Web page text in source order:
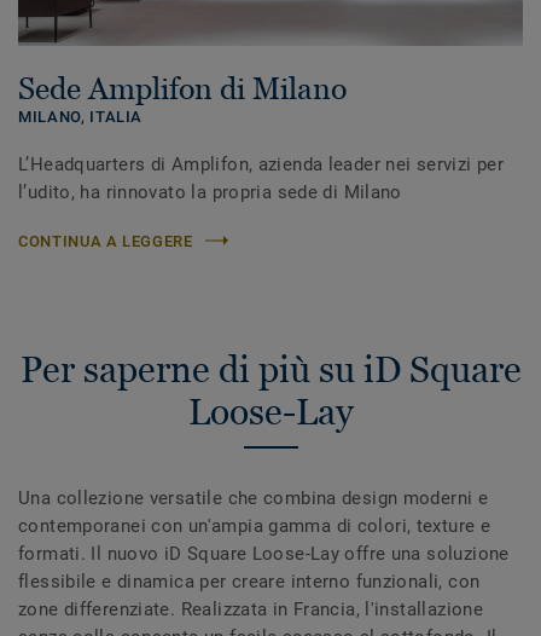
Sede Amplifon di Milano
MILANO, ITALIA
L’Headquarters di Amplifon, azienda leader nei servizi per
l’udito, ha rinnovato la propria sede di Milano
CONTINUA A LEGGERE
Per saperne di più su iD Square
Loose-Lay
Una collezione versatile che combina design moderni e
contemporanei con un'ampia gamma di colori, texture e
formati. Il nuovo iD Square Loose-Lay offre una soluzione
flessibile e dinamica per creare interno funzionali, con
zone differenziate. Realizzata in Francia, l'installazione